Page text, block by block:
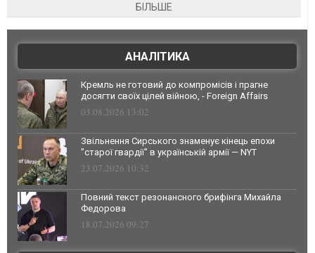
БІЛЬШЕ
АНАЛІТИКА
Кремль не готовий до компромісів і прагне
досягти своїх цілей війною, - Foreign Affairs
03.08.2026 13:02
Звільнення Сирського знаменує кінець епохи
"старої гвардії" в українській армії — NYT
23.07.2026 10:32
Повний текст резонансного брифінга Михайла
Федорова
18.07.2026 09:27